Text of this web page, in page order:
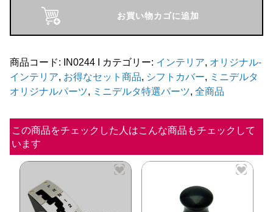
ト
カ
バ
&
サ
イ
お買い物カゴに追加
商品コード: IN0244 I カテゴリー: インテリア, オリジナル-
インテリア, お得なセット商品, シフトカバー, ミニデルタ
オリジナルパーツ, ミニデルタ特選パーツ, 全商品
この商品をチェックした人はこんな商品もチェックして
います